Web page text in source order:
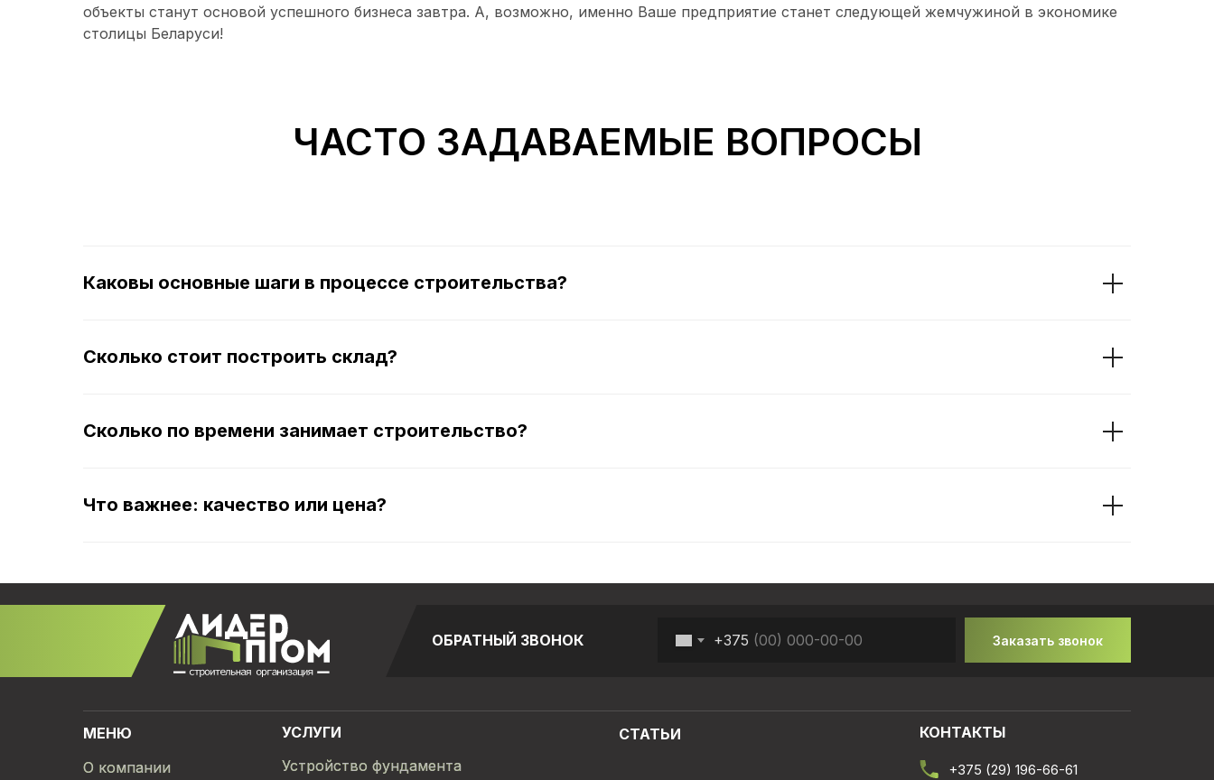
объекты станут основой успешного бизнеса завтра. А, возможно, именно Ваше предприятие станет следующей жемчужиной в экономике
столицы Беларуси!
ЧАСТО ЗАДАВАЕМЫЕ ВОПРОСЫ
Каковы основные шаги в процессе строительства?
Сколько стоит построить склад?
Сколько по времени занимает строительство?
Что важнее: качество или цена?
+375 Заказать звонок
ОБРАТНЫЙ ЗВОНОК
+375 (29) 196-66-61
Устройство фундамента
Устройство фундамента
О компании
О компании
КОНТАКТЫ
УСЛУГИ СТАТЬИ
МЕНЮ